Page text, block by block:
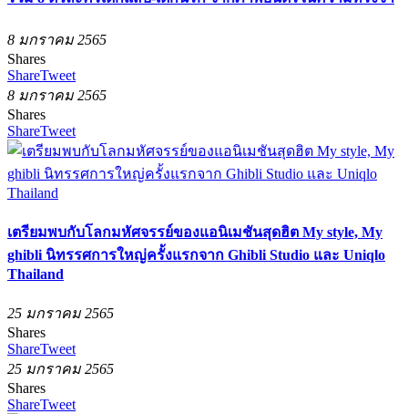
8 มกราคม 2565
Shares
ShareTweet
8 มกราคม 2565
Shares
ShareTweet
เตรียมพบกับโลกมหัศจรรย์ของแอนิเมชันสุดฮิต My style, My
ghibli นิทรรศการใหญ่ครั้งแรกจาก Ghibli Studio และ Uniqlo
Thailand
25 มกราคม 2565
Shares
ShareTweet
25 มกราคม 2565
Shares
ShareTweet